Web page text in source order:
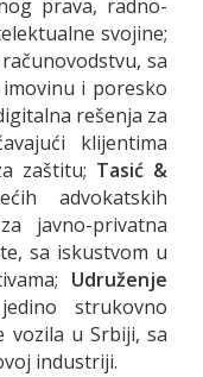
prava, radno-
svojine;
sa
i poresko
rešenja za
klijentima
zaštitu; Tasić &
advokatskih
javno-privatna
sa iskustvom u
Udruženje
strukovno
vozila u Srbiji, sa
industriji.